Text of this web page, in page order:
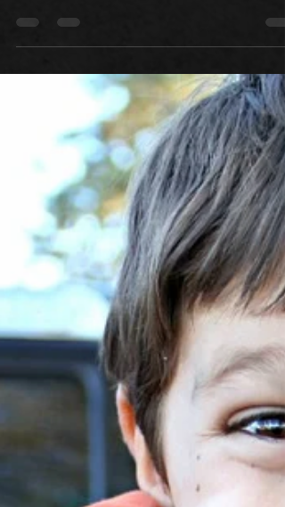
ymddangos yn gyfarwydd i rai ohonoch...